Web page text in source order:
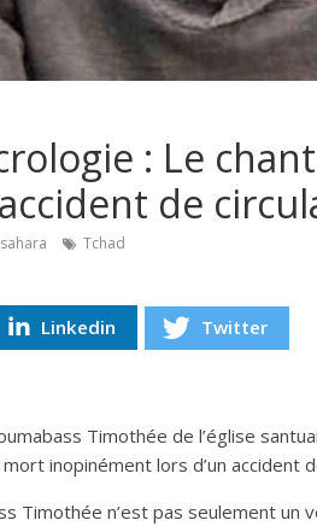
: Le
de
Tchad
Linkedin Twitter
Timothée de l’église
inopinément lors d’un accident
Timothée n’est pas seulement un